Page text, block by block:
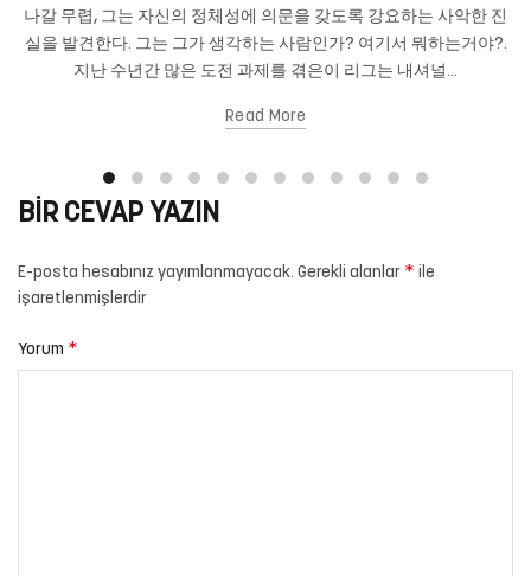
나갈 무렵, 그는 자신의 정체성에 의문을 갖도록 강요하는 사악한 진
실을 발견한다. 그는 그가 생각하는 사람인가? 여기서 뭐하는거야?.
지난 수년간 많은 도전 과제를 겪은이 리그는 내셔널...
Read More
BIR CEVAP YAZIN
E-posta hesabınız yayımlanmayacak. Gerekli alanlar * ile
işaretlenmişlerdir
Yorum *